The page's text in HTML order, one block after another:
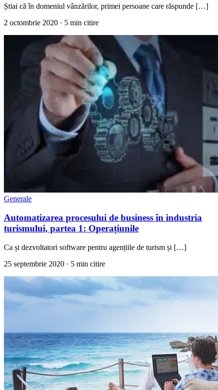
Știai că în domeniul vânzărilor, primei persoane care răspunde […]
2 octombrie 2020 · 5 min citire
Generale
Automatizarea procesului de business în industria
turismului, partea 1: Operațiunile
Ca și dezvoltatori software pentru agențiile de turism și […]
25 septembrie 2020 · 5 min citire